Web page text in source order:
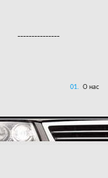
---------------
01. О нас